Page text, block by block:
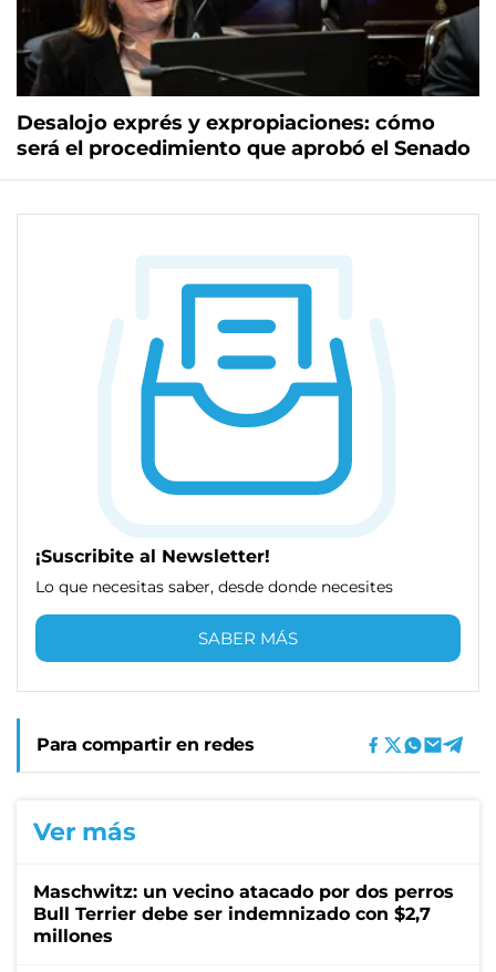
Desalojo exprés y expropiaciones: cómo
será el procedimiento que aprobó el Senado
¡Suscribite al Newsletter!
Lo que necesitas saber, desde donde necesites
SABER MÁS
Para compartir en redes
Ver más
Maschwitz: un vecino atacado por dos perros
Bull Terrier debe ser indemnizado con $2,7
millones